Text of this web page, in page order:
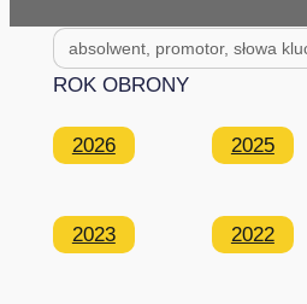
Search
for:
ROK OBRONY
2026 2025
2023 2022